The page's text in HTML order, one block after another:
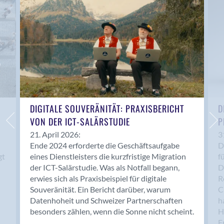
Anwil
Appenzell
Au SG
Baar
Baden
Balsthal
Balzers
Basel
Bassersdorf
Belp
Bendern
Benken (SG)
Bergdietikon
Berlin
Bern
Bern - Liebefeld
DIGITALE SOUVERÄNITÄT: PRAXISBERICHT
VON DER ICT-SALÄRSTUDIE
21. April 2026:
Ende 2024 erforderte die Geschäftsaufgabe
eines Dienstleisters die kurzfristige Migration
der ICT-Salärstudie. Was als Notfall begann,
erwies sich als Praxisbeispiel für digitale
Souveränität. Ein Bericht darüber, warum
Datenhoheit und Schweizer Partnerschaften
besonders zählen, wenn die Sonne nicht scheint.